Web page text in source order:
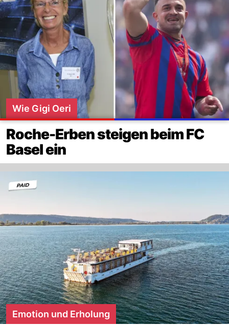
Wie Gigi Oeri
Roche-Erben steigen beim FC
Basel ein
Emotion und Erholung